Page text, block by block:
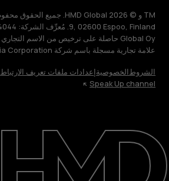
حول
الدعم
علامة تجارية مسجلة باسم شركة Nokia Corporation.
الشروطالخصوصيةإعدادات ملفات تعريف الارتباط
Speak Up channel